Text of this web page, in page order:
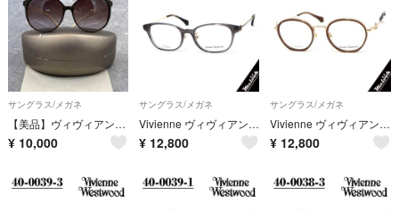
サングラス/メガネ
【美品】ヴィヴィアンウエストウッド サングラス ブラック ANGLOMANIA
¥ 10,000
サングラス/メガネ
Vivienne ヴィヴィアンウエストウッド メガネ 4 40-0042-2
¥ 12,800
サングラス/メガネ
Vivienne ヴィヴィアンウエストウッド メガネ 4 40-0040-1
¥ 12,800